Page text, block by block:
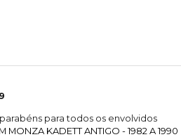
para todos os envolvidos
MONZA KADETT ANTIGO - 1982 A 1990